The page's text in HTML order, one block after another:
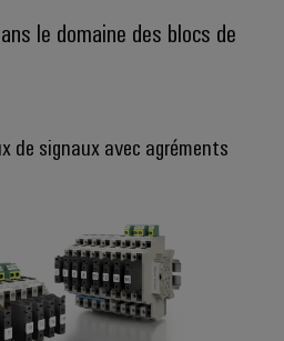
le domaine des blocs de
de signaux avec agréments